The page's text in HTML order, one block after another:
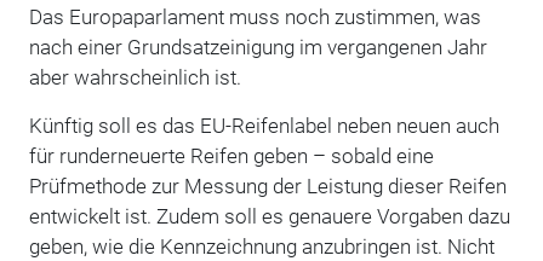
Das Europaparlament muss noch zustimmen, was
nach einer Grundsatzeinigung im vergangenen Jahr
aber wahrscheinlich ist.
Künftig soll es das EU-Reifenlabel neben neuen auch
für runderneuerte Reifen geben – sobald eine
Prüfmethode zur Messung der Leistung dieser Reifen
entwickelt ist. Zudem soll es genauere Vorgaben dazu
geben, wie die Kennzeichnung anzubringen ist. Nicht